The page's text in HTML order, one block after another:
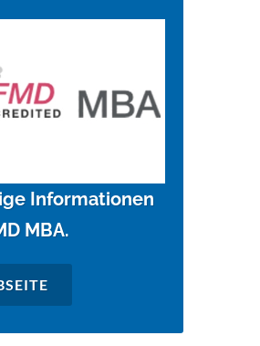
Informationen
MBA.